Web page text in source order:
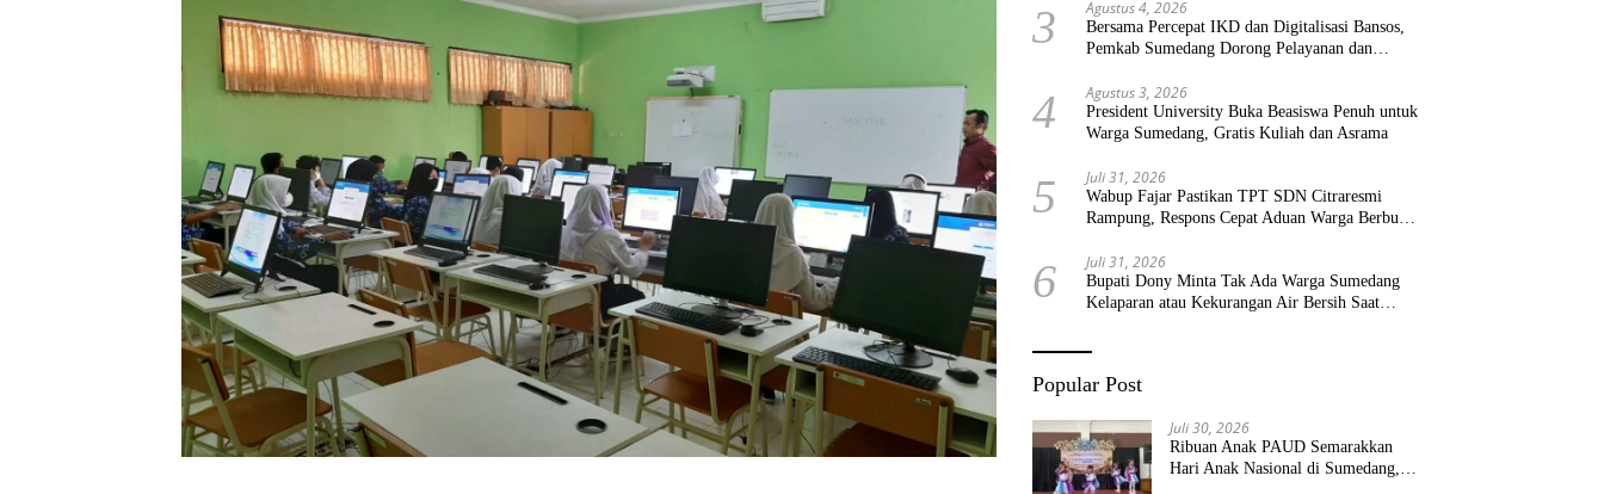
3 Agustus 4, 2026
Bersama Percepat IKD dan Digitalisasi Bansos,
Pemkab Sumedang Dorong Pelayanan dan
4 Agustus 3, 2026
President University Buka Beasiswa Penuh untuk
Warga Sumedang, Gratis Kuliah dan Asrama
5 Juli 31, 2026
Wabup Fajar Pastikan TPT SDN Citraresmi
Rampung, Respons Cepat Aduan Warga Berbuah
6 Juli 31, 2026
Bupati Dony Minta Tak Ada Warga Sumedang
Kelaparan atau Kekurangan Air Bersih Saat
Popular Post
Juli 30, 2026
Ribuan Anak PAUD Semarakkan
Hari Anak Nasional di Sumedang,